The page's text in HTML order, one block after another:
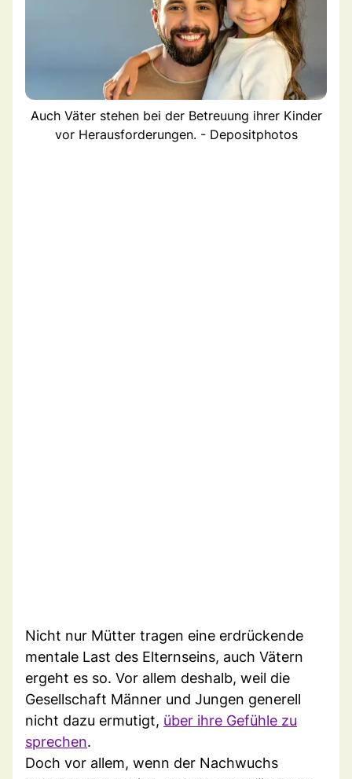
Auch Väter stehen bei der Betreuung ihrer Kinder
vor Herausforderungen. - Depositphotos
Nicht nur Mütter tragen eine erdrückende
mentale Last des Elternseins, auch Vätern
ergeht es so. Vor allem deshalb, weil die
Gesellschaft Männer und Jungen generell
nicht dazu ermutigt, über ihre Gefühle zu
sprechen.
Doch vor allem, wenn der Nachwuchs